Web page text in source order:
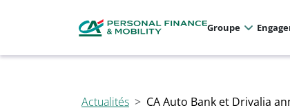
Allez au menu principal
Allez au contenu
Allez au pied de page
Groupe
Actualités CA Auto Bank et Drivalia